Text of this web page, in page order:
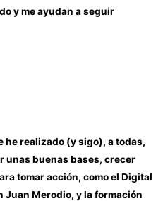
y me ayudan a seguir
he realizado (y sigo), a todas,
unas buenas bases, crecer
tomar acción, como el Digital
Juan Merodio, y la formación